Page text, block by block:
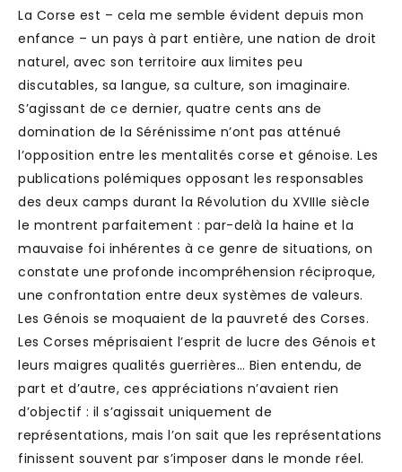
La Corse est – cela me semble évident depuis mon
enfance – un pays à part entière, une nation de droit
naturel, avec son territoire aux limites peu
discutables, sa langue, sa culture, son imaginaire.
S’agissant de ce dernier, quatre cents ans de
domination de la Sérénissime n’ont pas atténué
l’opposition entre les mentalités corse et génoise. Les
publications polémiques opposant les responsables
des deux camps durant la Révolution du XVIIIe siècle
le montrent parfaitement : par-delà la haine et la
mauvaise foi inhérentes à ce genre de situations, on
constate une profonde incompréhension réciproque,
une confrontation entre deux systèmes de valeurs.
Les Génois se moquaient de la pauvreté des Corses.
Les Corses méprisaient l’esprit de lucre des Génois et
leurs maigres qualités guerrières… Bien entendu, de
part et d’autre, ces appréciations n’avaient rien
d’objectif : il s’agissait uniquement de
représentations, mais l’on sait que les représentations
finissent souvent par s’imposer dans le monde réel.